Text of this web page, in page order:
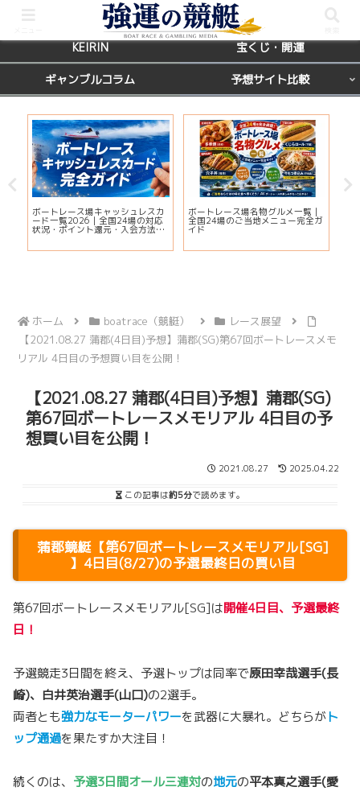
BOATRACE レース場ガイド
KEIRIN 宝くじ・開運
ギャンブルコラム 予想サイト比較
ボートレース場キャッシュレスカ
ード一覧2026｜全国24場の対応
状況・ポイント還元・入会方法ま
とめ
ボートレース場名物グルメ一覧｜
全国24場のご当地メニュー完全ガ
イド
ホーム boatrace（競艇）
レース展望
【2021.08.27 蒲郡(4日目)予想】蒲郡(SG)第67回ボートレースメモ
リアル 4日目の予想買い目を公開！
【2021.08.27 蒲郡(4日目)予想】蒲郡(SG)
第67回ボートレースメモリアル 4日目の予
想買い目を公開！
2021.08.27 2025.04.22
この記事は約5分で読めます。
蒲郡競艇【第67回ボートレースメモリアル[SG]
】4日目(8/27)の予選最終日の買い目
第67回ボートレースメモリアル[SG]は開催4日目、予選最終
日！
予選競走3日間を終え、予選トップは同率で原田幸哉選手(長
崎)、白井英治選手(山口)の2選手。
両者とも強力なモーターパワーを武器に大暴れ。どちらがト
ップ通過を果たすか大注目！
続くのは、 予選3日間オール三連対の地元の平本真之選手(愛